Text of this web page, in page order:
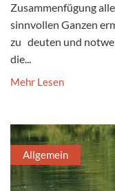
Zusammenfügung
sinnvollen Ganzen
zu deuten und
die...
Mehr Lesen
Allgemein